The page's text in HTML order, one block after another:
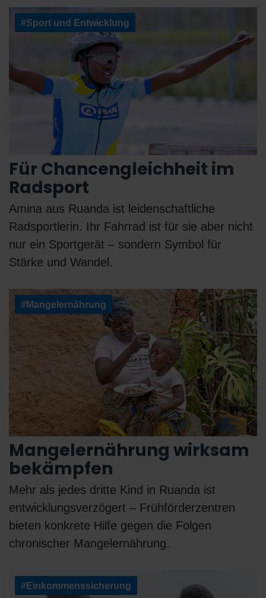
#Sport und Entwicklung
Für Chancengleichheit im
Radsport
Amina aus Ruanda ist leidenschaftliche
Radsportlerin. Ihr Fahrrad ist für sie aber nicht
nur ein Sportgerät – sondern Symbol für
Stärke und Wandel.
#Mangelernährung
Mangelernährung wirksam
bekämpfen
Mehr als jedes dritte Kind in Ruanda ist
entwicklungsverzögert – Frühförderzentren
bieten konkrete Hilfe gegen die Folgen
chronischer Mangelernährung.
#Einkommenssicherung